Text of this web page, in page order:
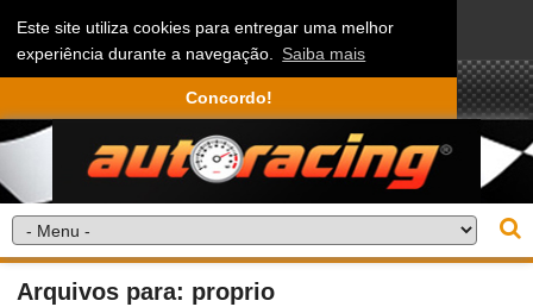
Este site utiliza cookies para entregar uma melhor
experiência durante a navegação. Saiba mais
Concordo!
Arquivos para: proprio